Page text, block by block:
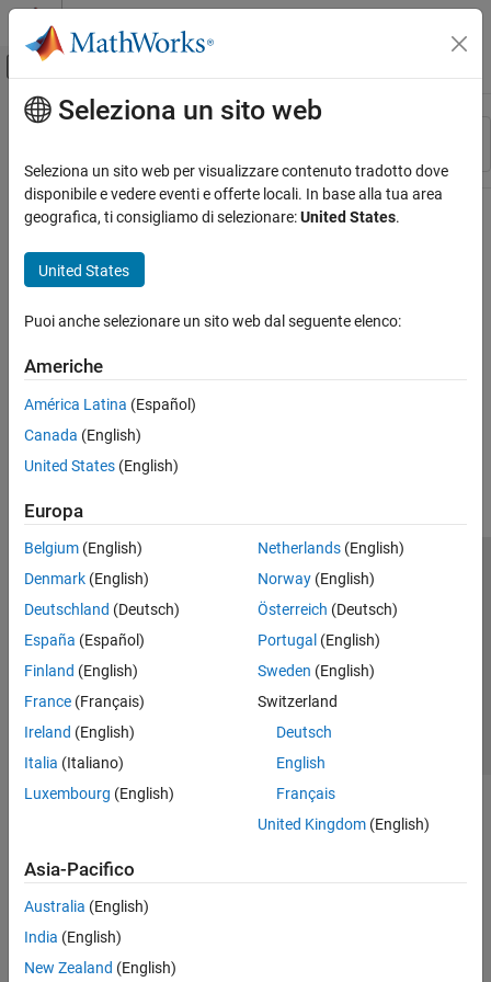
Vai al contenuto
Attiva/disattiva menu di navigazione
Risorsa
Stato
Contenuto principale
Seleziona un sito web
Seleziona un sito web per visualizzare contenuto tradotto dove
disponibile e vedere eventi e offerte locali. In base alla tua area
geografica, ti consigliamo di selezionare:United States.
United States
Puoi anche selezionare un sito web dal seguente elenco:
Americhe
América Latina (Español)
Canada (English)
United States (English)
Europa
Belgium (English)
Denmark (English)
Deutschland (Deutsch)
España (Español)
Finland (English)
France (Français)
Ireland (English)
Italia (Italiano)
Luxembourg (English)
Netherlands(English)
Norway(English)
Österreich (Deutsch)
Portugal (English)
Sweden (English)
Switzerland
Deutsch
English
Français
United Kingdom(English)
Asia-Pacifico
Australia (English)
India (English)
New Zealand (English)
Centro di fiducia
Informativa sulla privacy
Antipirateria
Stato dell'applicazione
Contatti
© 1994-2026 The MathWorks, Inc.